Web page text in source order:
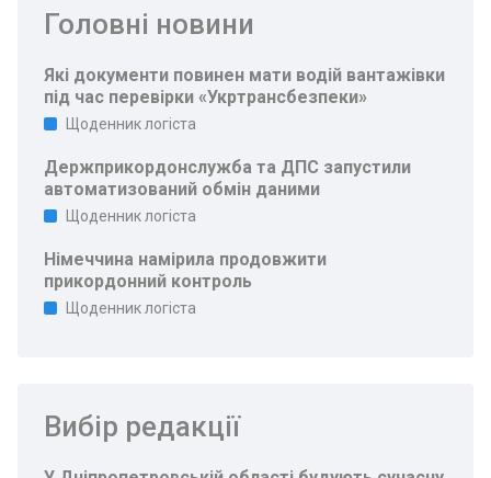
Головні новини
Які документи повинен мати водій вантажівки
під час перевірки «Укртрансбезпеки»
Щоденник логіста
Держприкордонслужба та ДПС запустили
автоматизований обмін даними
Щоденник логіста
Німеччина намірила продовжити
прикордонний контроль
Щоденник логіста
Вибір редакції